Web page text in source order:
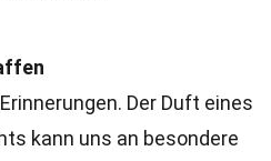
Der Duft eines
kann uns an besondere